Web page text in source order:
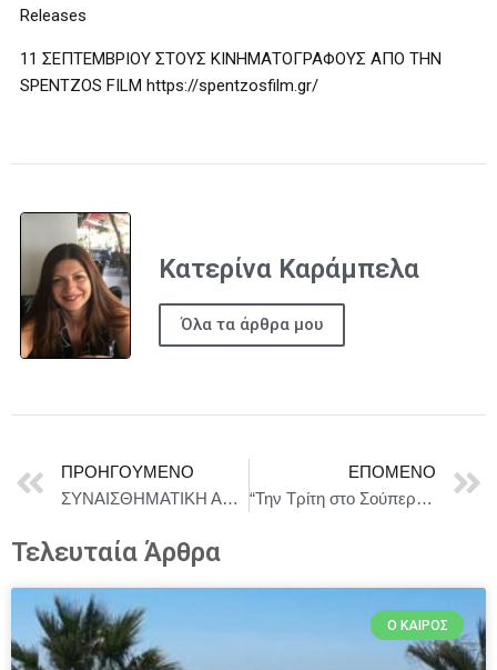
Releases
11 ΣΕΠΤΕΜΒΡΙΟΥ ΣΤΟΥΣ ΚΙΝΗΜΑΤΟΓΡΑΦΟΥΣ ΑΠΟ ΤΗΝ
SPENTZOS FILM https://spentzosfilm.gr/
Κατερίνα Καράμπελα
Όλα τα άρθρα μου
ΠΡΟΗΓΟΎΜΕΝΟ
ΣΥΝΑΙΣΘΗΜΑΤΙΚΗ ΑΞΙΑ (Sentimental Value)| 11 Σεπτεμβρίου στους κινηματογράφους
ΕΠΌΜΕΝΟ
“Την Τρίτη στο Σούπερ-Μάρκετ” με τον Φαίδωνα Καστρή στο Show What? (Δέκα παραστάσες 14/10-16/12)
Τελευταία Άρθρα
Ο ΚΑΙΡΌΣ